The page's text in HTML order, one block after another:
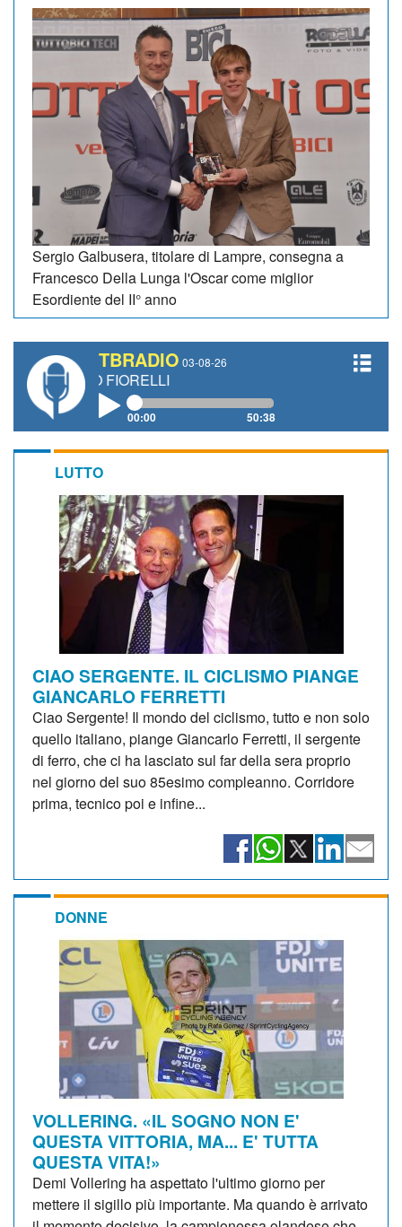
Sergio Galbusera, titolare di Lampre, consegna a
Francesco Della Lunga l'Oscar come miglior
Esordiente del II° anno
TBRADIO 03-08-26
00:00 50:38
LUTTO
CIAO SERGENTE. IL CICLISMO PIANGE
GIANCARLO FERRETTI
Ciao Sergente! Il mondo del ciclismo, tutto e non solo
quello italiano, piange Giancarlo Ferretti, il sergente
di ferro, che ci ha lasciato sul far della sera proprio
nel giorno del suo 85esimo compleanno. Corridore
prima, tecnico poi e infine...
DONNE
VOLLERING. «IL SOGNO NON E'
QUESTA VITTORIA, MA... E' TUTTA
QUESTA VITA!»
Demi Vollering ha aspettato l'ultimo giorno per
mettere il sigillo più importante. Ma quando è arrivato